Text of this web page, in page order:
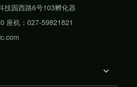
技园西路6号103孵化器
座机：027-59821821